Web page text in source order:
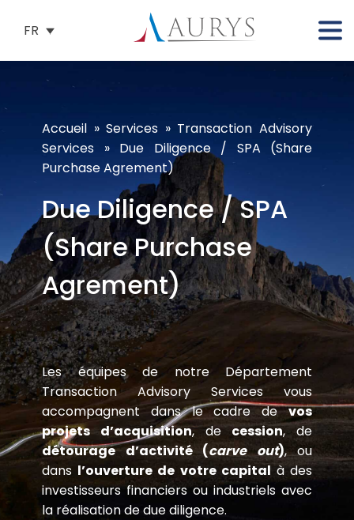
FR
Accueil »Services » Transaction Advisory
Services » Due Diligence / SPA (Share
Purchase Agrement)
Due Diligence / SPA
(Share Purchase
Agrement)
Les équipes de notre Département
Transaction Advisory Services vous
accompagnent dans le cadre devos
projets d’acquisition, decession, de
détourage d’activité (carve out), ou
dans l’ouverture de votre capitalà des
investisseurs financiers ou industriels avec
la réalisation de due diligence.